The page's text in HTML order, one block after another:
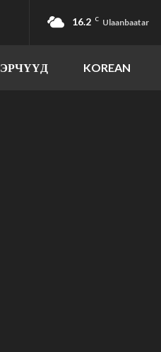
16.2 C Ulaanbaatar
ЭРЧҮҮД KOREAN